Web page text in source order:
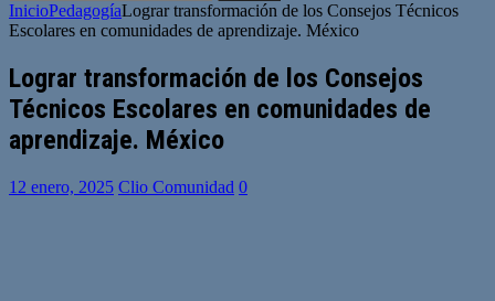
InicioPedagogíaLograr transformación de los Consejos Técnicos
Escolares en comunidades de aprendizaje. México
Lograr transformación de los Consejos
Técnicos Escolares en comunidades de
aprendizaje. México
12 enero, 2025 Clio Comunidad 0